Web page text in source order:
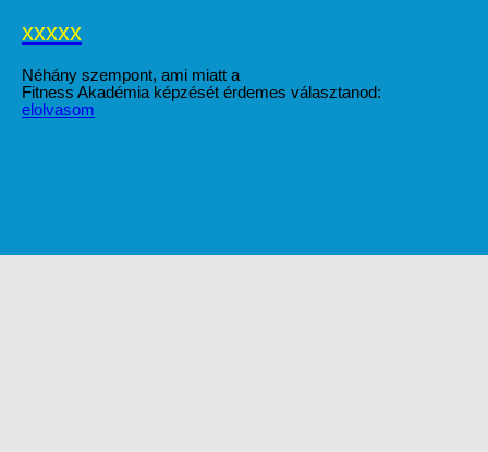
xxxxx
Néhány szempont, ami miatt a
Fitness Akadémia képzését érdemes választanod:
elolvasom